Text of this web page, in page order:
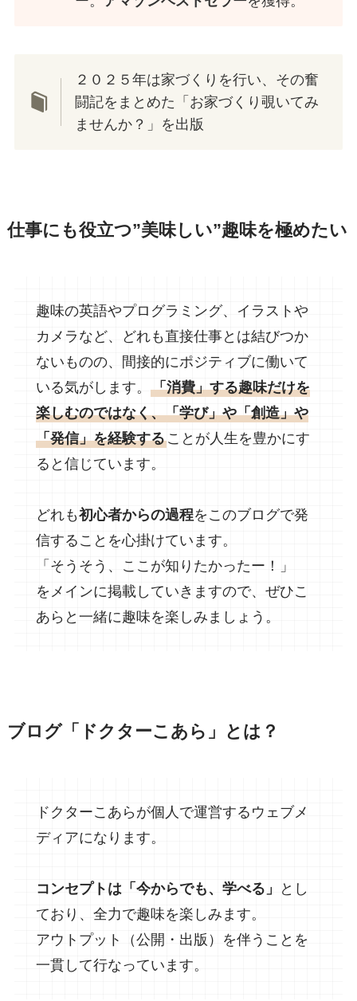
２０２５年は家づくりを行い、その奮
闘記をまとめた「お家づくり覗いてみ
ませんか？」を出版
仕事にも役立つ”美味しい”趣味を極めたい
趣味の英語やプログラミング、イラストや
カメラなど、どれも直接仕事とは結びつか
ないものの、間接的にポジティブに働いて
いる気がします。 「消費」する趣味だけを
楽しむのではなく、「学び」や「創造」や
「発信」を経験することが人生を豊かにす
ると信じています。
どれも初心者からの過程をこのブログで発
信することを心掛けています。
「そうそう、ここが知りたかったー！」
をメインに掲載していきますので、ぜひこ
あらと一緒に趣味を楽しみましょう。
ブログ「ドクターこあら」とは？
ドクターこあらが個人で運営するウェブメ
ディアになります。
コンセプトは「今からでも、学べる」
とし
ており、全力で趣味を楽しみます。
アウトプット（公開・出版）を伴うことを
一貫して行なっています。